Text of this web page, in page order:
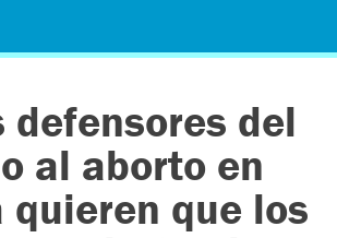
defensores del
al aborto en
quieren que los